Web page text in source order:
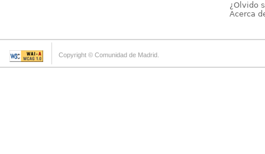
¿Olvido
Acerca
Copyright © Comunidad de Madrid.